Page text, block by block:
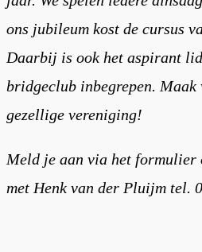
ons jubileum kost de cursus
Daarbij is ook het aspirant
bridgeclub inbegrepen. Maak
gezellige vereniging!
Meld je aan via het formulier
met Henk van der Pluijm tel.